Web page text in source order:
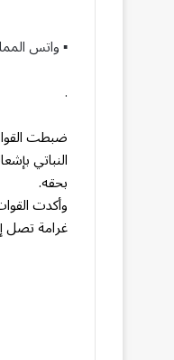
▪︎ واتس
.
ضبطت
النباتي
بحقه.
وأكدت
غرامة تصل إلى